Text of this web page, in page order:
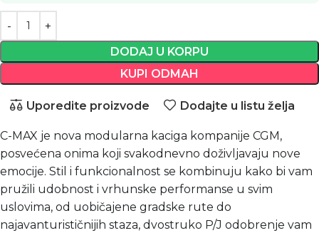
DODAJ U KORPU
KUPI ODMAH
Uporedite proizvode Dodajte u listu želja
C-MAX je nova modularna kaciga kompanije CGM,
posvećena onima koji svakodnevno doživljavaju nove
emocije. Stil i funkcionalnost se kombinuju kako bi vam
pružili udobnost i vrhunske performanse u svim
uslovima, od uobičajene gradske rute do
najavanturističnijih staza, dvostruko P/J odobrenje vam